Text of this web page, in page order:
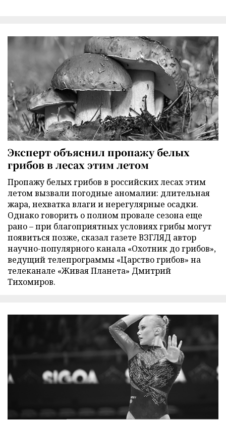
Эксперт объяснил пропажу белых
грибов в лесах этим летом
Пропажу белых грибов в российских лесах этим
летом вызвали погодные аномалии: длительная
жара, нехватка влаги и нерегулярные осадки.
Однако говорить о полном провале сезона еще
рано – при благоприятных условиях грибы могут
появиться позже, сказал газете ВЗГЛЯД автор
научно-популярного канала «Охотник до грибов»,
ведущий телепрограммы «Царство грибов» на
телеканале «Живая Планета» Дмитрий
Тихомиров.